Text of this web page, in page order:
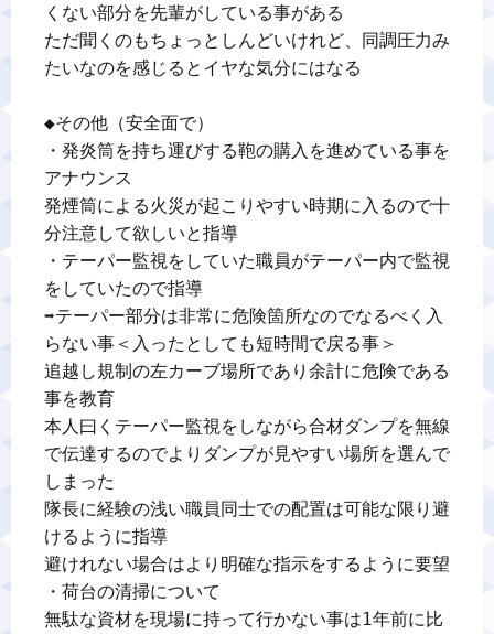
くない部分を先輩がしている事がある
ただ聞くのもちょっとしんどいけれど、同調圧力み
たいなのを感じるとイヤな気分にはなる
◆その他（安全面で）
・発炎筒を持ち運びする鞄の購入を進めている事を
アナウンス
発煙筒による火災が起こりやすい時期に入るので十
分注意して欲しいと指導
・テーパー監視をしていた職員がテーパー内で監視
をしていたので指導
➡テーパー部分は非常に危険箇所なのでなるべく入
らない事＜入ったとしても短時間で戻る事＞
追越し規制の左カーブ場所であり余計に危険である
事を教育
本人曰くテーパー監視をしながら合材ダンプを無線
で伝達するのでよりダンプが見やすい場所を選んで
しまった
隊長に経験の浅い職員同士での配置は可能な限り避
けるように指導
避けれない場合はより明確な指示をするように要望
・荷台の清掃について
無駄な資材を現場に持って行かない事は1年前に比